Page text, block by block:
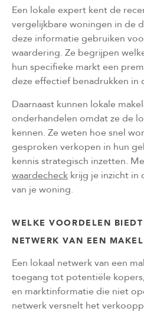
Een lokale expert kent de
vergelijkbare woningen in de
deze informatie gebruiken
waardering. Ze begrijpen
hun specifieke markt een
deze effectief benadrukken in
Daarnaast kunnen lokale
onderhandelen omdat ze de
kennen. Ze weten hoe snel
gesproken verkopen in hun
kennis strategisch inzetten.
waardecheckkrijg je inzicht in
van je woning.
WELKE VOORDELEN
NETWERK VAN EEN
Een lokaal netwerk van een
toegang tot potentiële
en marktinformatie die niet
netwerk versnelt het